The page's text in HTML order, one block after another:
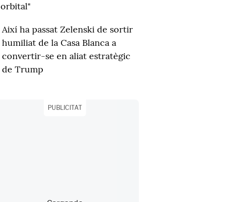
orbital"
Així ha passat Zelenski de sortir
humiliat de la Casa Blanca a
convertir-se en aliat estratègic
de Trump
PUBLICITAT